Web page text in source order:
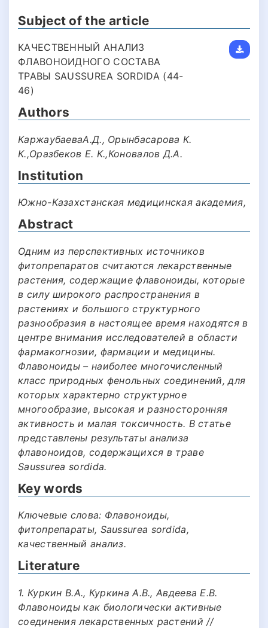
Subject of the article
КАЧЕСТВЕННЫЙ АНАЛИЗ
ФЛАВОНОИДНОГО СОСТАВА
ТРАВЫ SAUSSUREA SORDIDA (44-
46)
Authors
КаржаубаеваА.Д., Орынбасарова К.
К.,Оразбеков Е. К.,Коновалов Д.А.
Institution
Южно-Казахстанская медицинская академия,
Abstract
Одним из перспективных источников
фитопрепаратов считаются лекарственные
растения, содержащие флавоноиды, которые
в силу широкого распространения в
растениях и большого структурного
разнообразия в настоящее время находятся в
центре внимания исследователей в области
фармакогнозии, фармации и медицины.
Флавоноиды – наиболее многочисленный
класс природных фенольных соединений, для
которых характерно структурное
многообразие, высокая и разносторонняя
активность и малая токсичность. В статье
представлены результаты анализа
флавоноидов, содержащихся в траве
Saussurea sordida.
Key words
Ключевые слова: Флавоноиды,
фитопрепараты, Saussurea sordida,
качественный анализ.
Literature
1. Куркин В.А., Куркина А.В., Авдеева Е.В.
Флавоноиды как биологически активные
соединения лекарственных растений //